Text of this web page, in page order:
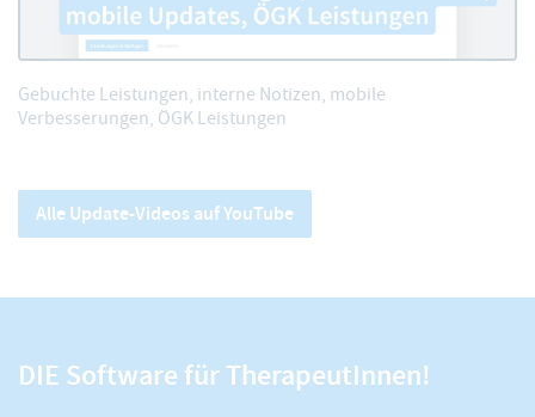
Gebuchte Leistungen, interne Notizen, mobile
Verbesserungen, ÖGK Leistungen
Alle Update-Videos auf YouTube
DIE Software für TherapeutInnen!